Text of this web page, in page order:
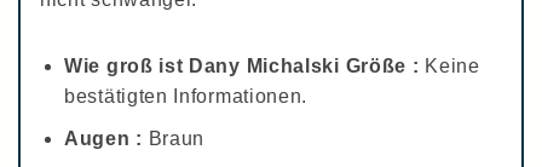
Wie groß ist Dany Michalski Größe : Keine
bestätigten Informationen.
Augen : Braun